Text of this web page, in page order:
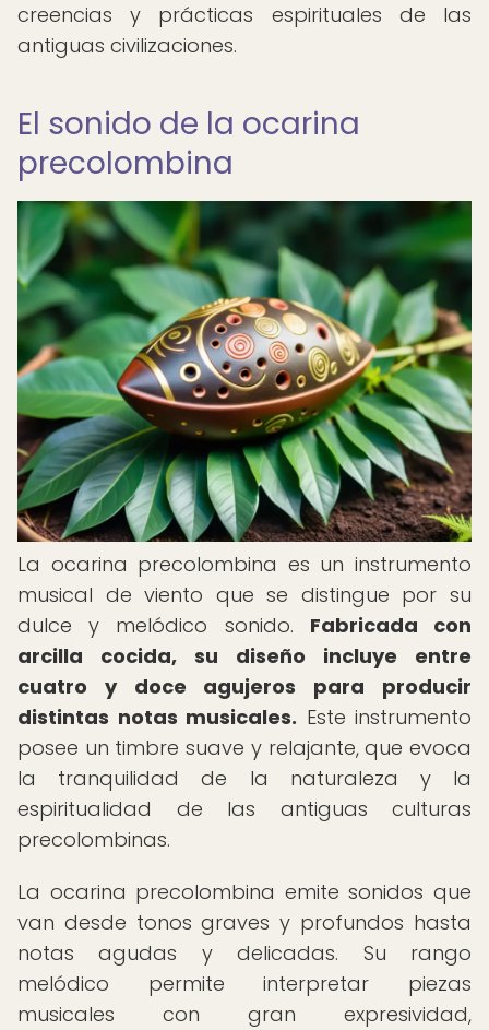
creencias y prácticas espirituales de las
antiguas civilizaciones.
El sonido de la ocarina
precolombina
La ocarina precolombina es un instrumento
musical de viento que se distingue por su
dulce y melódico sonido. Fabricada con
arcilla cocida, su diseño incluye entre
cuatro y doce agujeros para producir
distintas notas musicales. Este instrumento
posee un timbre suave y relajante, que evoca
la tranquilidad de la naturaleza y la
espiritualidad de las antiguas culturas
precolombinas.
La ocarina precolombina emite sonidos que
van desde tonos graves y profundos hasta
notas agudas y delicadas. Su rango
melódico permite interpretar piezas
musicales con gran expresividad,